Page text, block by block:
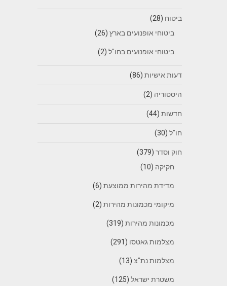
ביטוח (28)
ביטוחי אופנועים בארץ(26)
ביטוחי אופנועים בחו"ל(2)
דעות אישיות(86)
היסטוריה (2)
חדשות(44)
חו"ל(30)
חוק וסדר(379)
חקיקה (10)
מדידת מהירות ממוצעת(6)
מיקומי מכמונות מהירות(2)
מכמונות מהירות(319)
מצלמות גאטסו (291)
מצלמות נת"צ(13)
משטרת ישראל(125)